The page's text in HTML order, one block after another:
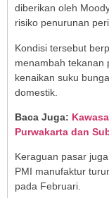
diberikan oleh
risiko penurunan
Kondisi tersebut
menambah tekanan
kenaikan suku
domestik.
Baca Juga:
Purwakarta dan
Keraguan pasar
PMI manufaktur
pada Februari.